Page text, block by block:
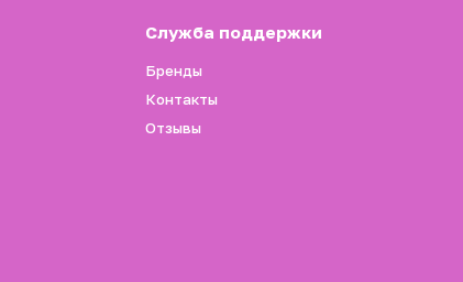
Служба поддержки
Бренды
Контакты
Отзывы